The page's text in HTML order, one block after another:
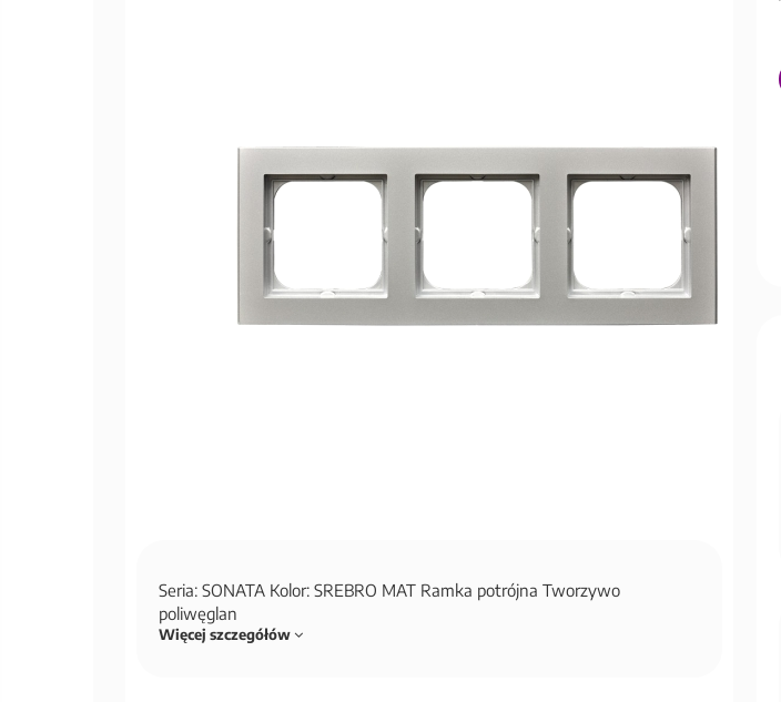
Seria: SONATA Kolor: SREBRO MAT Ramka potrójna Tworzywo
poliwęglan
Więcej szczegółów